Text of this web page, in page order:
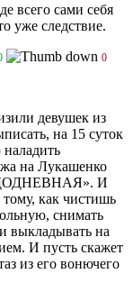
всего сами себя
уже следствие.
0
девушек из
на 15 суток
наладить
на Лукашенко
И
как чистишь
снимать
выкладывать на
И пусть скажет
из его вонючего